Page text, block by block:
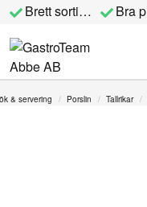
Brett sortiment Bra priser
& servering Porslin Tallrikar